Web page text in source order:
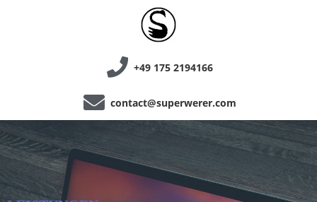
+49 175 2194166
contact@superwerer.com